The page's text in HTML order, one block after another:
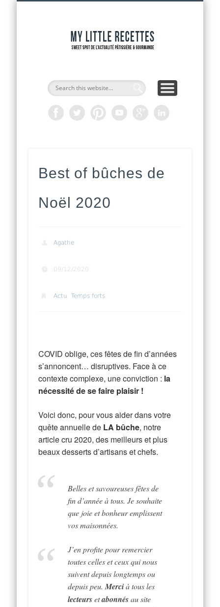
Best of bûches de
Noël 2020
Agathe
09/12/2020
Actu ,Temps forts
COVID oblige, ces fêtes de fin d’années
s’annoncent… disruptives. Face à ce
contexte complexe, une conviction : la
nécessité de se faire plaisir !
Voici donc, pour vous aider dans votre
quête annuelle de LA bûche, notre
article cru 2020, des meilleurs et plus
beaux desserts d’artisans et chefs.
Belles et savoureuses fêtes de
fin d’année à tous. Je souhaite
que joie et bonheur emplissent
vos maisonnées.
J’en profite pour remercier
toutes celles et ceux qui nous
suivent depuis longtemps ou
depuis peu.Mercià tous les
lecteursetabonnésau site